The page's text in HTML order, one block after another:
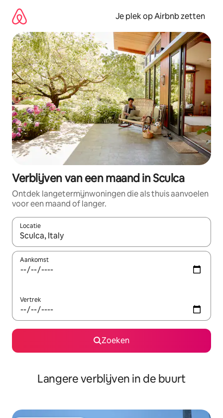
direct
naar
inhoud
Je plek op Airbnb zetten
Verblijven van een maand in Sculca
Ontdek langetermijnwoningen die als thuis aanvoelen
voor een maand of langer.
Locatie
Wanneer er resultaten beschikbaar zijn, maak je een keuze
Aankomst
Vertrek
Zoeken
Langere verblijven in de buurt